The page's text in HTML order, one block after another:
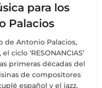
para los
Palacios
de Antonio Palacios,
ciclo ‘RESONANCIAS’
primeras décadas del
de compositores
español y el jazz,